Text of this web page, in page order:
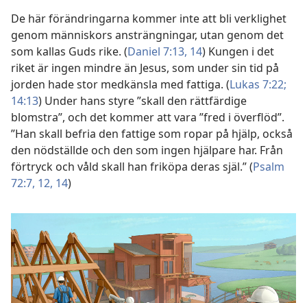
De här förändringarna kommer inte att bli verklighet
genom människors ansträngningar, utan genom det
som kallas Guds rike. (Daniel 7:13, 14) Kungen i det
riket är ingen mindre än Jesus, som under sin tid på
jorden hade stor medkänsla med fattiga. (Lukas 7:22;
14:13) Under hans styre ”skall den rättfärdige
blomstra”, och det kommer att vara ”fred i överflöd”.
”Han skall befria den fattige som ropar på hjälp, också
den nödställde och den som ingen hjälpare har. Från
förtryck och våld skall han friköpa deras själ.” (Psalm
72:7, 12, 14)